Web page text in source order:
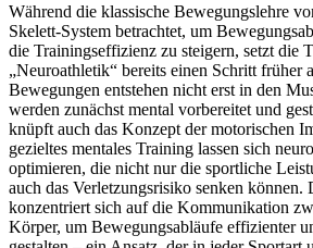
Während die klassische Bewegungslehre
Skelett-System betrachtet, um
die Trainingseffizienz zu steigern, setzt die
„Neuroathletik“ bereits einen Schritt früher
Bewegungen entstehen nicht erst in den
werden zunächst mental vorbereitet und
knüpft auch das Konzept der motorischen
gezieltes mentales Training lassen sich
optimieren, die nicht nur die sportliche
auch das Verletzungsrisiko senken
konzentriert sich auf die Kommunikation
Körper, um Bewegungsabläufe effizienter